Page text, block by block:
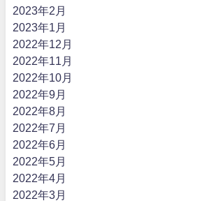
2023年2月
2023年1月
2022年12月
2022年11月
2022年10月
2022年9月
2022年8月
2022年7月
2022年6月
2022年5月
2022年4月
2022年3月